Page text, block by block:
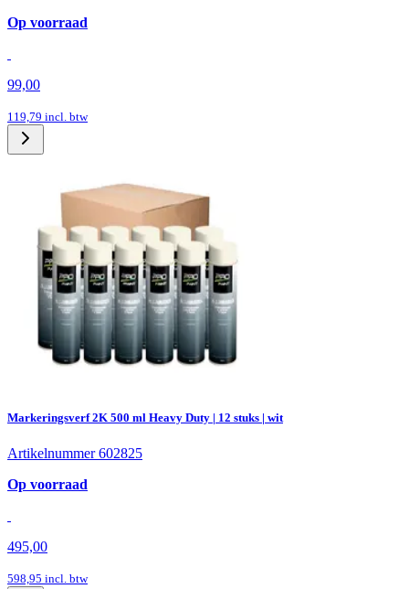
Op voorraad
99,00
119,79 incl. btw
Markeringsverf 2K 500 ml Heavy Duty | 12 stuks | wit
Artikelnummer 602825
Op voorraad
495,00
598,95 incl. btw